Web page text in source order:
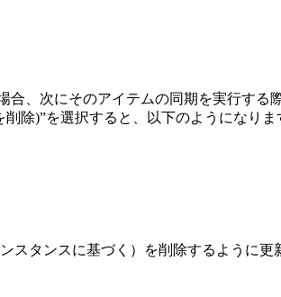
、次にそのアイテムの同期を実行する
削除)”を選択すると、以下のようになりま
スタンスに基づく）を削除するように更